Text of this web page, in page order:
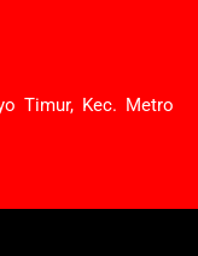
Timur, Kec. Metro